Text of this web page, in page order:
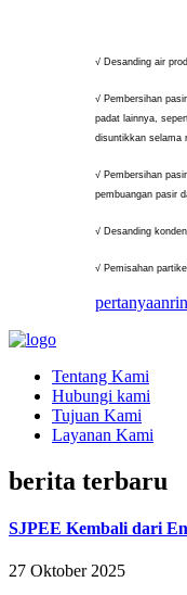
√ Desanding air
√ Pembersihan
padat lainnya,
disuntikkan selama
√ Pembersihan
pembuangan pasir
√ Desanding
√ Pemisahan
pertanyaan
Tentang Kami
Hubungi kami
Tujuan Kami
Layanan Kami
berita terbaru
SJPEE Kembali dari
27 Oktober 2025